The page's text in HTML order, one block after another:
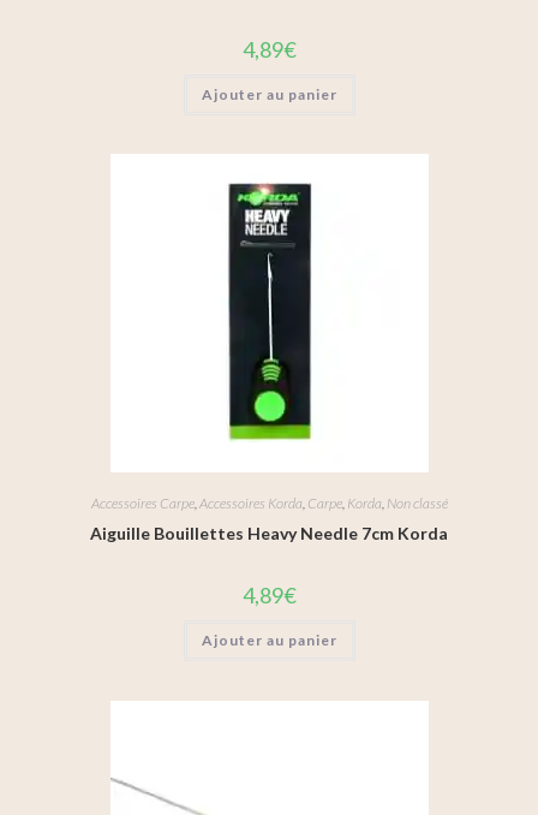
4,89€
Ajouter au panier
Accessoires Carpe,Accessoires Korda, Carpe, Korda, Non classé
Aiguille Bouillettes Heavy Needle 7cm Korda
4,89€
Ajouter au panier